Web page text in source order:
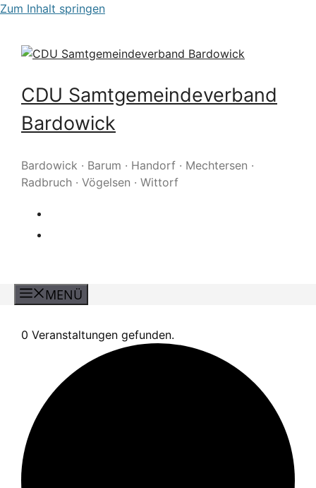
Zum Inhalt springen
CDU Samtgemeindeverband
Bardowick
Bardowick · Barum · Handorf · Mechtersen ·
Radbruch · Vögelsen · Wittorf
MENÜ
0 Veranstaltungen gefunden.